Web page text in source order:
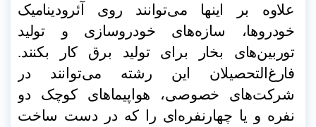
علاوه بر اینها می‌توانند روی آئرودینامیک
خودروها، سازه‌های خودروسازی و تولید
توربین‌های بخار برای تولید برق کار بکنند.
فارغ‌التحصیلان این رشته می‌توانند در
شرکت‌های خصوصی، هواپیماهای کوچک دو
نفره و یا چهارنفره‌ای را که در دست ساخت